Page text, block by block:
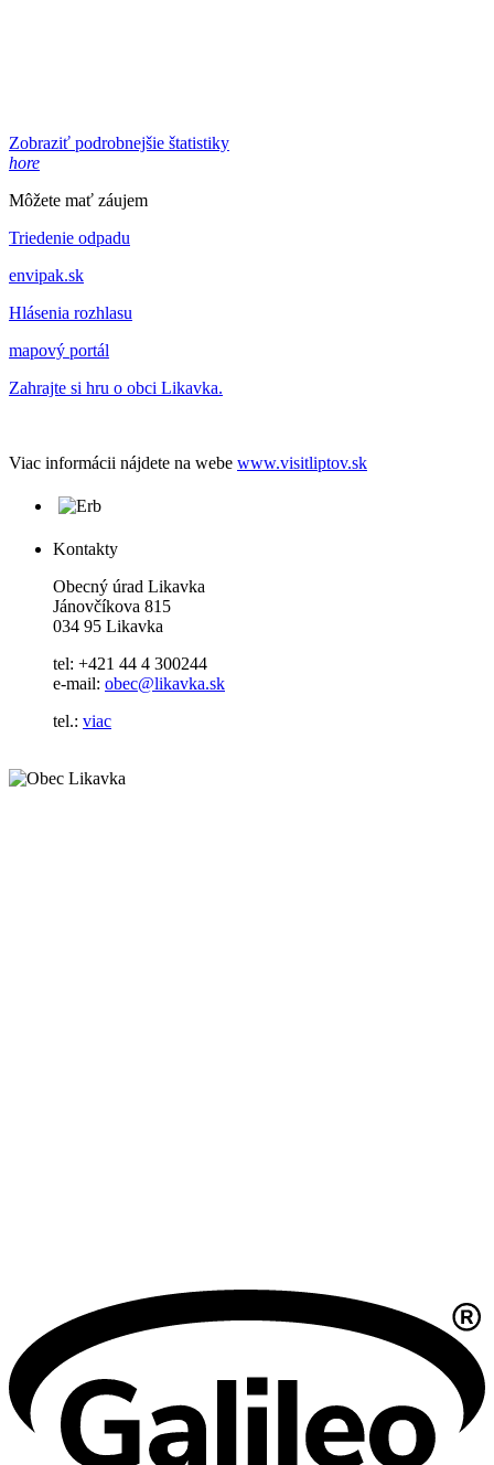
Zobraziť podrobnejšie štatistiky
hore
Môžete mať záujem
Triedenie odpadu
envipak.sk
Hlásenia rozhlasu
mapový portál
Zahrajte si hru o obci Likavka.
Viac informácii nájdete na webe www.visitliptov.sk
Kontakty
Obecný úrad Likavka
Jánovčíkova 815
034 95 Likavka
tel: +421 44 4 300244
e-mail: obec@likavka.sk
tel.: viac